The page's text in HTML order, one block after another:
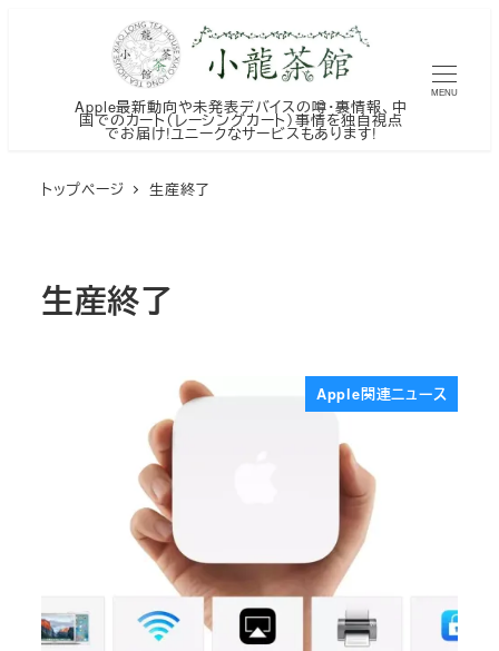
Apple最新動向や未発表デバイスの噂・裏情報、中
国でのカート（レーシングカート）事情を独自視点
でお届け!ユニークなサービスもあります!
MENU
トップページ 生産終了
生産終了
Apple関連ニュース